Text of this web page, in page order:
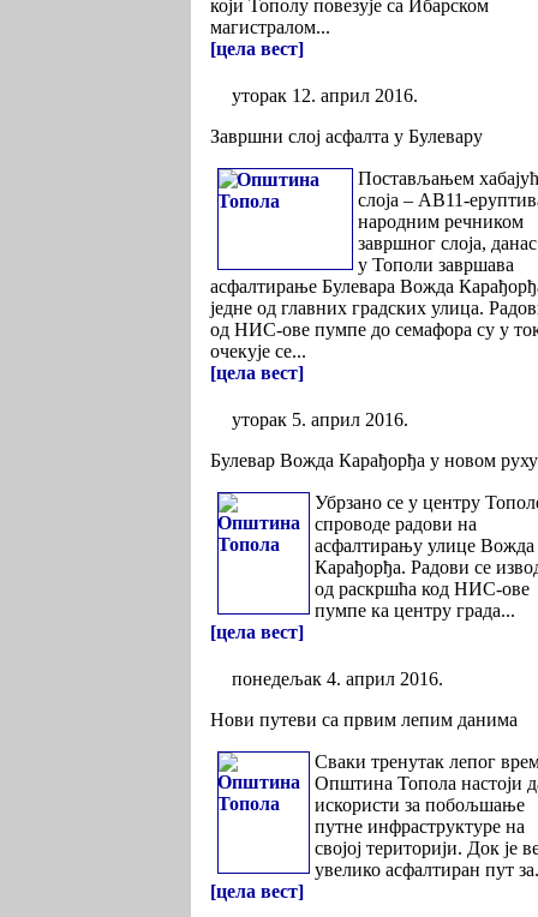
који Тополу повезује са Ибарском
магистралом...
[цела вест]
уторак 12. април 2016.
Завршни слој асфалта у Булевару
Постављањем
слоја – АВ11-
народним речником
завршног слоја,
у Тополи завршава
асфалтирање Булевара Вожда
једне од главних градских улица.
од НИС-ове пумпе до семафора су у
очекује се...
[цела вест]
уторак 5. април 2016.
Булевар Вожда Карађорђа у новом руху
Убрзано се у центру
спроводе радови на
асфалтирању улице Вожда
Карађорђа. Радови се
од раскршћа код НИС-ове
пумпе ка центру града...
[цела вест]
понедељак 4. април 2016.
Нови путеви са првим лепим данима
Сваки тренутак лепог
Општина Топола настоји
искористи за побољшање
путне инфраструктуре на
својој територији. Док је
увелико асфалтиран пут
[цела вест]